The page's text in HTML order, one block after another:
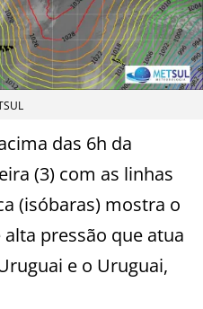
das 6h da
(3) com as linhas
(isóbaras) mostra o
pressão que atua
e o Uruguai,